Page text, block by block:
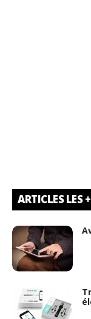
ARTICLES LES